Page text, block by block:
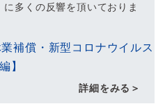
多くの反響を頂いておりま
補償・新型コロナウイルス
】
詳細をみる＞